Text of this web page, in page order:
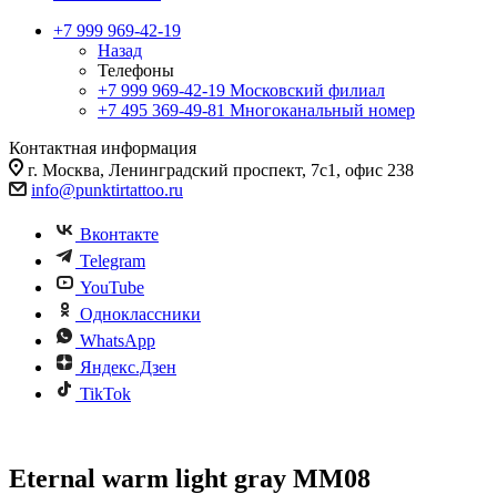
+7 999 969-42-19
Назад
Телефоны
+7 999 969-42-19 Московский филиал
+7 495 369-49-81 Многоканальный номер
Контактная информация
г. Москва, Ленинградский проспект, 7с1, офис 238
info@punktirtattoo.ru
Вконтакте
Telegram
YouTube
Одноклассники
WhatsApp
Яндекс.Дзен
TikTok
Eternal warm light gray MM08